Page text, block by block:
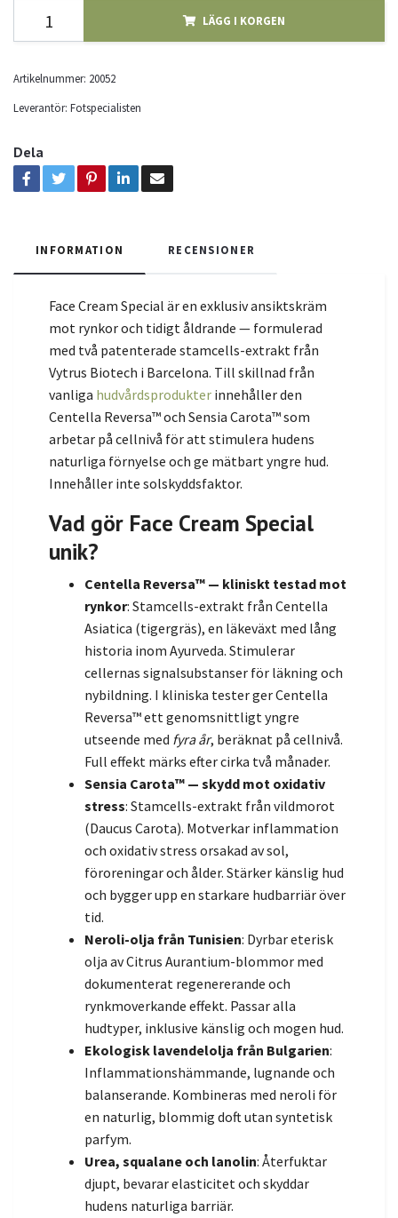
LÄGG I KORGEN
Artikelnummer: 20052
Leverantör: Fotspecialisten
Dela
INFORMATION RECENSIONER
Face Cream Special är en exklusiv ansiktskräm
mot rynkor och tidigt åldrande — formulerad
med två patenterade stamcells-extrakt från
Vytrus Biotech i Barcelona. Till skillnad från
vanliga hudvårdsprodukter innehåller den
Centella Reversa™ och Sensia Carota™ som
arbetar på cellnivå för att stimulera hudens
naturliga förnyelse och ge mätbart yngre hud.
Innehåller inte solskyddsfaktor.
Vad gör Face Cream Special
unik?
Centella Reversa™ — kliniskt testad mot
rynkor: Stamcells-extrakt från Centella
Asiatica (tigergräs), en läkeväxt med lång
historia inom Ayurveda. Stimulerar
cellernas signalsubstanser för läkning och
nybildning. I kliniska tester ger Centella
Reversa™ ett genomsnittligt yngre
utseende med fyra år, beräknat på cellnivå.
Full effekt märks efter cirka två månader.
Sensia Carota™ — skydd mot oxidativ
stress: Stamcells-extrakt från vildmorot
(Daucus Carota). Motverkar inflammation
och oxidativ stress orsakad av sol,
föroreningar och ålder. Stärker känslig hud
och bygger upp en starkare hudbarriär över
tid.
Neroli-olja från Tunisien: Dyrbar eterisk
olja av Citrus Aurantium-blommor med
dokumenterat regenererande och
rynkmoverkande effekt. Passar alla
hudtyper, inklusive känslig och mogen hud.
Ekologisk lavendelolja från Bulgarien:
Inflammationshämmande, lugnande och
balanserande. Kombineras med neroli för
en naturlig, blommig doft utan syntetisk
parfym.
Urea, squalane och lanolin: Återfuktar
djupt, bevarar elasticitet och skyddar
hudens naturliga barriär.